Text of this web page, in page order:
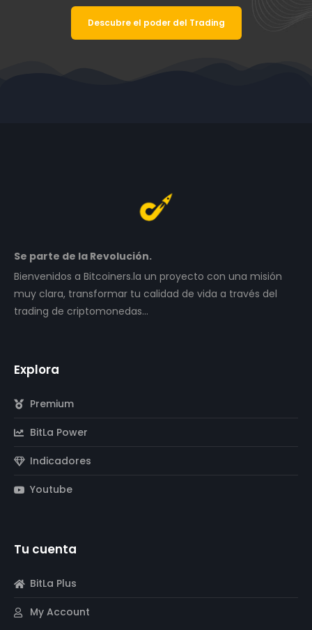
Descubre el poder del Trading
Se parte de la Revolución.
Bienvenidos a Bitcoiners.la un proyecto con una misión
muy clara, transformar tu calidad de vida a través del
trading de criptomonedas…
Explora
Premium
BitLa Power
Indicadores
Youtube
Tu cuenta
BitLa Plus
My Account